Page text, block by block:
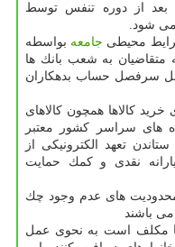
بعد از دوره تنفس توسط
می شود.
جامعه بواسطه
متقاضیان به شعب بانك ها
سرفصل حساب بدهكاران
خرید كالاها همچون كالاهای
های سراسر كشور معتبر
با ستاندن تعهد الكترونیكی از
نقدی و كمك حمایت
های عدم وجود چك
باشند
ها مكلف است به نحوی عمل